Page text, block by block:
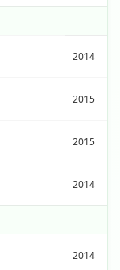
2014
2015
2015
2014
2014